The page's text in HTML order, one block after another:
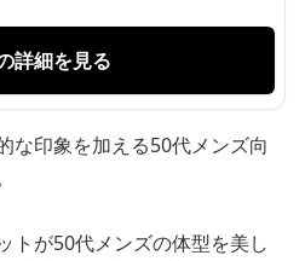
詳細を見る
な印象を加える50代メンズ向
トが50代メンズの体型を美し